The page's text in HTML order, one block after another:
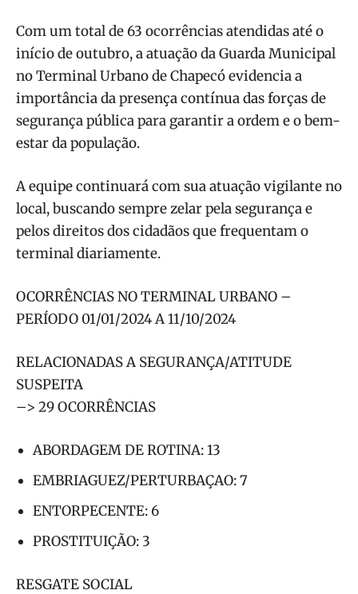
Com um total de 63 ocorrências atendidas até o
início de outubro, a atuação da Guarda Municipal
no Terminal Urbano de Chapecó evidencia a
importância da presença contínua das forças de
segurança pública para garantir a ordem e o bem-
estar da população.
A equipe continuará com sua atuação vigilante no
local, buscando sempre zelar pela segurança e
pelos direitos dos cidadãos que frequentam o
terminal diariamente.
OCORRÊNCIAS NO TERMINAL URBANO –
PERÍODO 01/01/2024 A 11/10/2024
RELACIONADAS A SEGURANÇA/ATITUDE
SUSPEITA
–> 29 OCORRÊNCIAS
ABORDAGEM DE ROTINA: 13
EMBRIAGUEZ/PERTURBAÇAO: 7
ENTORPECENTE: 6
PROSTITUIÇÃO: 3
RESGATE SOCIAL